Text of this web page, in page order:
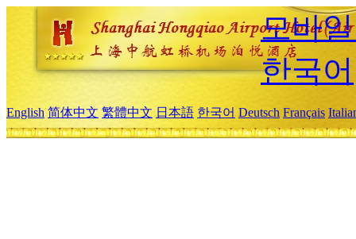
모바
한국어
English 简体中文 繁體中文 日本語 한국어 Deutsch Français